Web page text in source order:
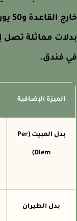
فندق.
الميزة الإضافية
بدل المبيت (Per
Diem)
بدل الطيران